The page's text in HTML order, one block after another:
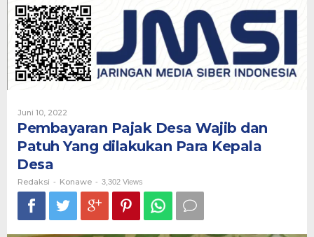
Yang
dilakukan
Para
Juni 10, 2022
Pembayaran Pajak Desa Wajib dan
Patuh Yang dilakukan Para Kepala
Desa
Redaksi - Konawe - 3,302 Views